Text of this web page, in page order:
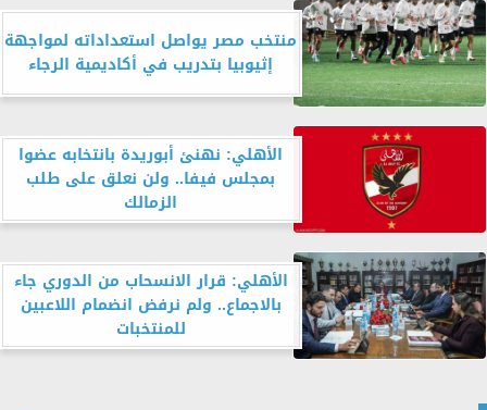
منتخب مصر يواصل استعداداته لمواجهة
إثيوبيا بتدريب في أكاديمية الرجاء
الأهلي: نهنئ أبوريدة بانتخابه عضوا
بمجلس فيفا.. ولن نعلق على طلب
الزمالك
الأهلي: قرار الانسحاب من الدوري جاء
بالاجماع.. ولم نرفض انضمام اللاعبين
للمنتخبات